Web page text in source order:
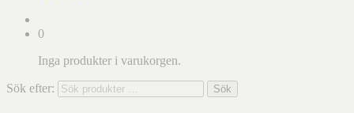
0
Inga produkter i varukorgen.
Sök efter: Sök